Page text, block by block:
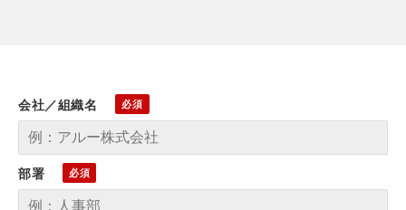
会社／組織名
部署